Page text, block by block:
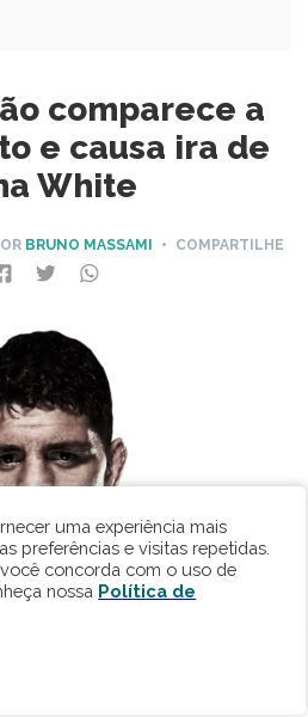
comparece a
e causa ira de
White
BRUNO MASSAMI • COMPARTILHE
causa problemas para o UFC -
uma experiência mais
preferências e visitas repetidas.
, você concorda com o uso de
nossa Política de